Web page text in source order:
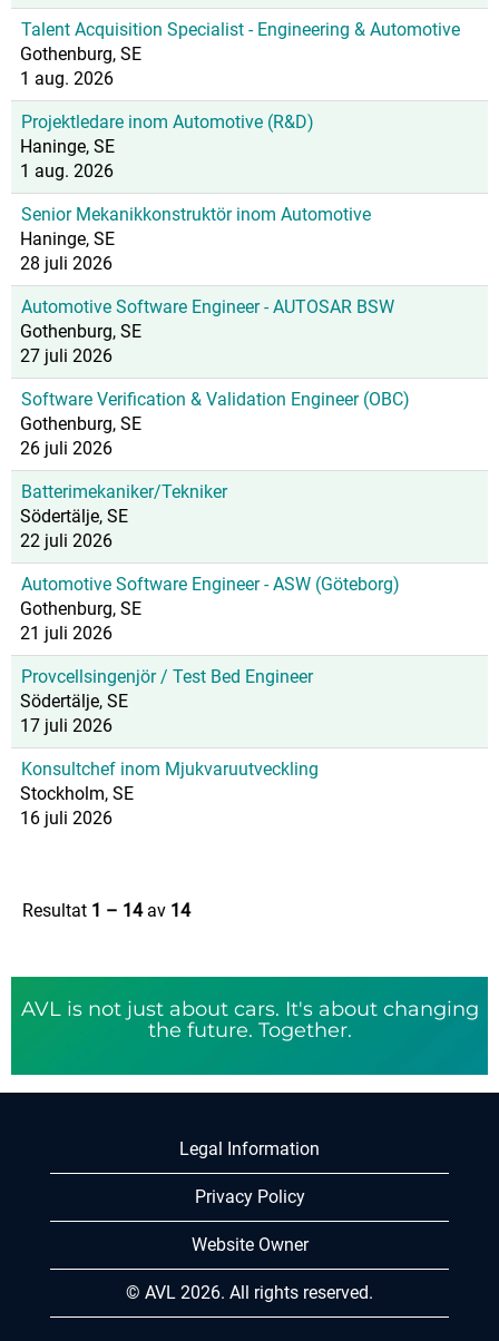
Talent Acquisition Specialist - Engineering & Automotive
Gothenburg, SE
1 aug. 2026
Projektledare inom Automotive (R&D)
Haninge, SE
1 aug. 2026
Senior Mekanikkonstruktör inom Automotive
Haninge, SE
28 juli 2026
Automotive Software Engineer - AUTOSAR BSW
Gothenburg, SE
27 juli 2026
Software Verification & Validation Engineer (OBC)
Gothenburg, SE
26 juli 2026
Batterimekaniker/Tekniker
Södertälje, SE
22 juli 2026
Automotive Software Engineer - ASW (Göteborg)
Gothenburg, SE
21 juli 2026
Provcellsingenjör / Test Bed Engineer
Södertälje, SE
17 juli 2026
Konsultchef inom Mjukvaruutveckling
Stockholm, SE
16 juli 2026
Resultat 1 – 14av 14
AVL is not just about cars. It's about changing
the future. Together.
Legal Information
Privacy Policy
Website Owner
© AVL 2026. All rights reserved.